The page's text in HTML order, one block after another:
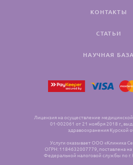
КОНТАКТЫ
СТАТЬИ
НАУЧНАЯ БАЗА
Лицензия на осуществление
01-002061 от 21 ноября 2018 г.,
здравоохранения Курской
Услуги оказывает ООО «Клиника
ОГРН: 1184632007779, поставлена
Федеральной налоговой службы по г.